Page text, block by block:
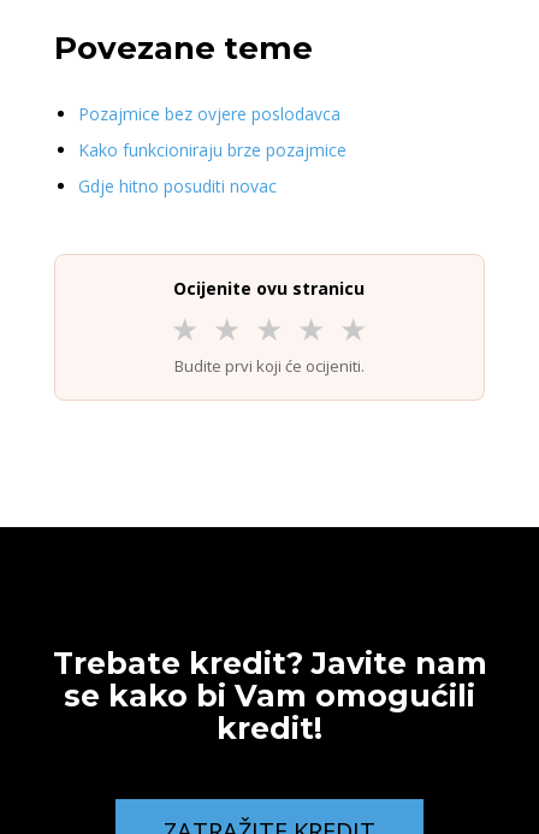
Povezane teme
Pozajmice bez ovjere poslodavca
Kako funkcioniraju brze pozajmice
Gdje hitno posuditi novac
Ocijenite ovu stranicu
★ ★ ★ ★ ★
Budite prvi koji će ocijeniti.
Trebate kredit? Javite nam
se kako bi Vam omogućili
kredit!